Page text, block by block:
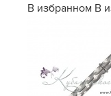
В избранном В